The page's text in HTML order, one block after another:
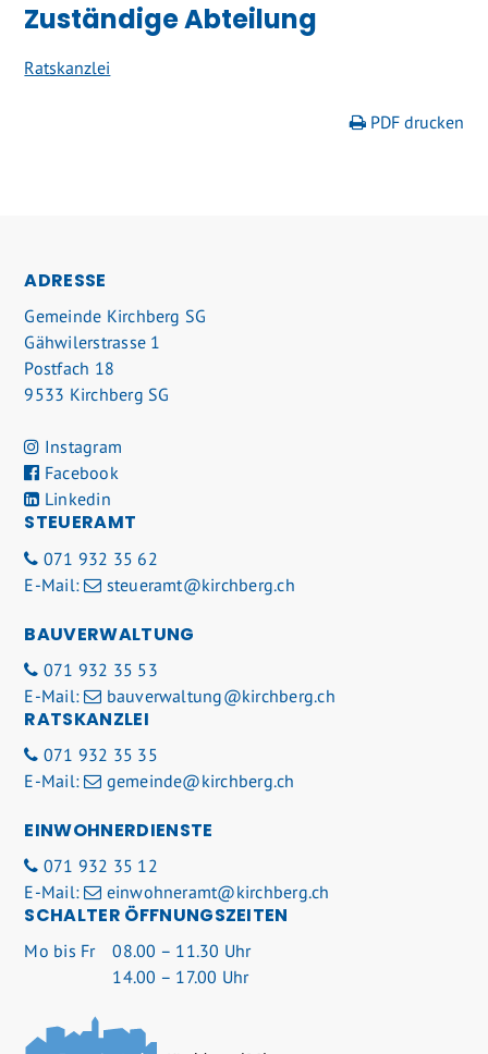
Zuständige Abteilung
Ratskanzlei
PDF drucken
ADRESSE
Gemeinde Kirchberg SG
Gähwilerstrasse 1
Postfach 18
9533 Kirchberg SG
Instagram
Facebook
Linkedin
STEUERAMT
071 932 35 62
E-Mail:
steueramt@kirchberg.ch
BAUVERWALTUNG
071 932 35 53
E-Mail:
bauverwaltung@kirchberg.ch
RATSKANZLEI
071 932 35 35
E-Mail:
gemeinde@kirchberg.ch
EINWOHNERDIENSTE
071 932 35 12
E-Mail:
einwohneramt@kirchberg.ch
SCHALTER ÖFFNUNGSZEITEN
Mo bis Fr
08.00 – 11.30 Uhr
14.00 – 17.00 Uhr